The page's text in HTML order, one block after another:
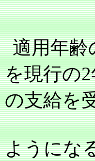
適用年齢
を現行の2
の支給を
ようにな